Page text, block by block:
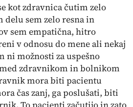
kot zdravnica čutim zelo
delu sem zelo resna in
sem empatična, hitro
v odnosu do mene ali nekaj
možnosti za uspešno
zdravnikom in bolnikom
mora biti pacientu
čas zanj, ga poslušati, biti